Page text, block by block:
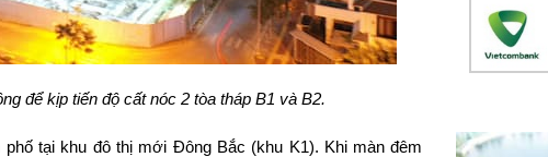
để kịp tiến độ cất nóc 2 tòa tháp B1 và B2.
tại khu đô thị mới Đông Bắc (khu K1). Khi màn đêm